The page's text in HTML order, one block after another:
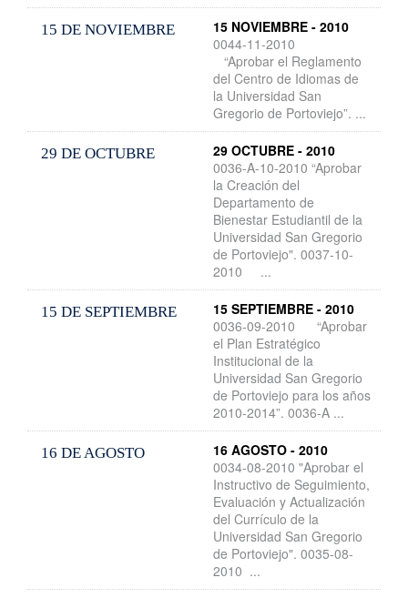
15 DE NOVIEMBRE
15 NOVIEMBRE - 2010
0044-11-2010
“Aprobar el Reglamento
del Centro de Idiomas de
la Universidad San
Gregorio de Portoviejo”. ...
29 DE OCTUBRE
29 OCTUBRE - 2010
0036-A-10-2010 “Aprobar
la Creación del
Departamento de
Bienestar Estudiantil de la
Universidad San Gregorio
de Portoviejo". 0037-10-
2010 ...
15 DE SEPTIEMBRE
15 SEPTIEMBRE - 2010
0036-09-2010 “Aprobar
el Plan Estratégico
Institucional de la
Universidad San Gregorio
de Portoviejo para los años
2010-2014”. 0036-A ...
16 DE AGOSTO
16 AGOSTO - 2010
0034-08-2010 "Aprobar el
Instructivo de Seguimiento,
Evaluación y Actualización
del Currículo de la
Universidad San Gregorio
de Portoviejo". 0035-08-
2010 ...